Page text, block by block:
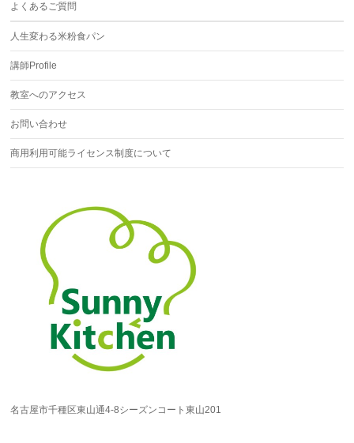
よくあるご質問
人生変わる米粉食パン
講師Profile
教室へのアクセス
お問い合わせ
商用利用可能ライセンス制度について
名古屋市千種区東山通4-8シーズンコート東山201